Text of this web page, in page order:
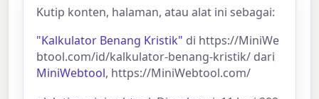
Kutip konten, halaman, atau alat ini sebagai:
"Kalkulator Benang Kristik" di https://MiniWe
btool.com/id/kalkulator-benang-kristik/ dari
MiniWebtool, https://MiniWebtool.com/